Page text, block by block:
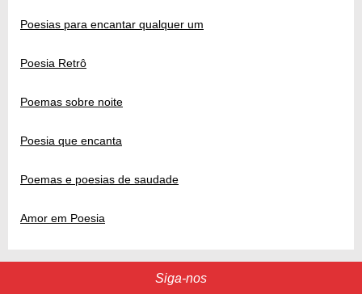
Poesias para encantar qualquer um
Poesia Retrô
Poemas sobre noite
Poesia que encanta
Poemas e poesias de saudade
Amor em Poesia
Siga-nos